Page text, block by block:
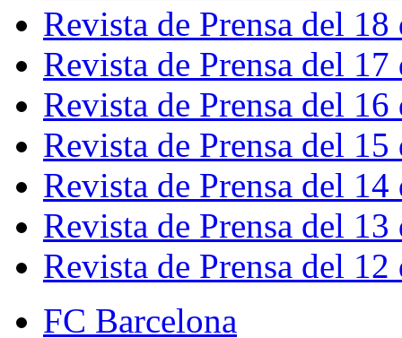
Revista de Prensa del
Revista de Prensa del
Revista de Prensa del
Revista de Prensa del
Revista de Prensa del
Revista de Prensa del
Revista de Prensa del
FC Barcelona